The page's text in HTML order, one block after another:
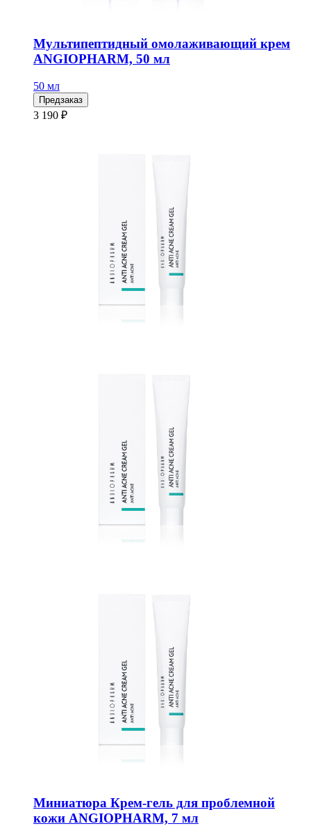
Мультипептидный омолаживающий крем
ANGIOPHARM, 50 мл
50 мл
Предзаказ
3 190 ₽
Миниатюра Крем-гель для проблемной
кожи ANGIOPHARM, 7 мл